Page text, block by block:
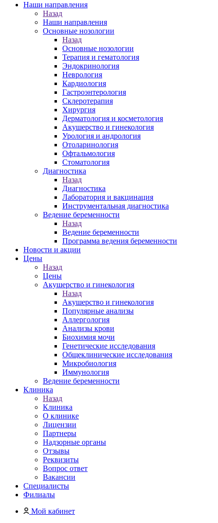
Наши направления
Назад
Наши направления
Основные нозологии
Назад
Основные нозологии
Терапия и гематология
Эндокринология
Неврология
Кардиология
Гастроэнтерология
Склеротерапия
Хирургия
Дерматология и косметология
Акушерство и гинекология
Урология и андрология
Отоларинология
Офтальмология
Стоматология
Диагностика
Назад
Диагностика
Лаборатория и вакцинация
Инструментальная диагностика
Ведение беременности
Назад
Ведение беременности
Программа ведения беременности
Новости и акции
Цены
Назад
Цены
Акушерство и гинекология
Назад
Акушерство и гинекология
Популярные анализы
Аллергология
Анализы крови
Биохимия мочи
Генетические исследования
Общеклинические исследования
Микробиология
Иммунология
Ведение беременности
Клиника
Назад
Клиника
О клинике
Лицензии
Партнеры
Надзорные органы
Отзывы
Реквизиты
Вопрос ответ
Вакансии
Специалисты
Филиалы
Мой кабинет